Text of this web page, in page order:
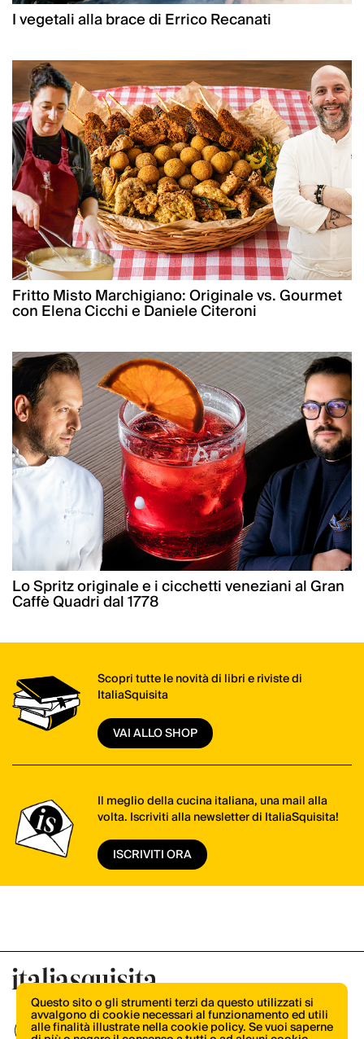
I vegetali alla brace di Errico Recanati
Fritto Misto Marchigiano: Originale vs. Gourmet
con Elena Cicchi e Daniele Citeroni
Lo Spritz originale e i cicchetti veneziani al Gran
Caffè Quadri dal 1778
Scopri tutte le novità di libri e riviste di
ItaliaSquisita
VAI ALLO SHOP
Il meglio della cucina italiana, una mail alla
volta. Iscriviti alla newsletter di ItaliaSquisita!
ISCRIVITI ORA
Questo sito o gli strumenti terzi da questo utilizzati si
avvalgono di cookie necessari al funzionamento ed utili
alle finalità illustrate nella cookie policy. Se vuoi saperne